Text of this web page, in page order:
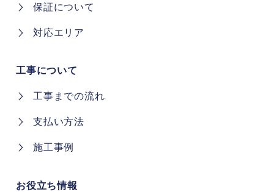
対応エリア
保証について
お役立ち情報
工事までの流れ
施工事例
支払い方法
工事について